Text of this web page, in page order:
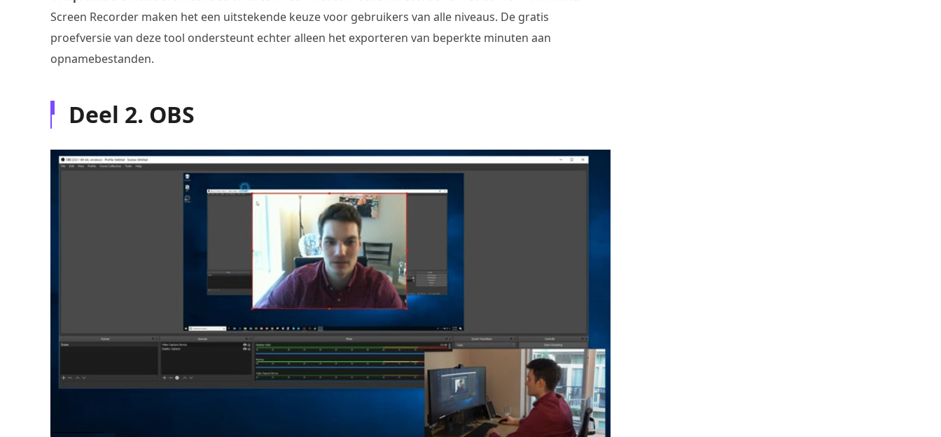
Screen Recorder maken het een uitstekende keuze voor gebruikers van alle niveaus. De gratis
proefversie van deze tool ondersteunt echter alleen het exporteren van beperkte minuten aan
opnamebestanden.
Deel 2. OBS